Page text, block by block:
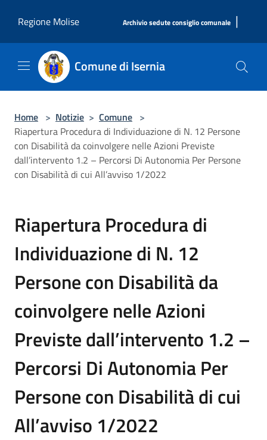
Regione Molise
Archivio sedute consiglio comunale |
Comune di Isernia
Home > Notizie > Comune >
Riapertura Procedura di Individuazione di N. 12 Persone
con Disabilità da coinvolgere nelle Azioni Previste
dall’intervento 1.2 – Percorsi Di Autonomia Per Persone
con Disabilità di cui All’avviso 1/2022
Riapertura Procedura di
Individuazione di N. 12
Persone con Disabilità da
coinvolgere nelle Azioni
Previste dall’intervento 1.2 –
Percorsi Di Autonomia Per
Persone con Disabilità di cui
All’avviso 1/2022